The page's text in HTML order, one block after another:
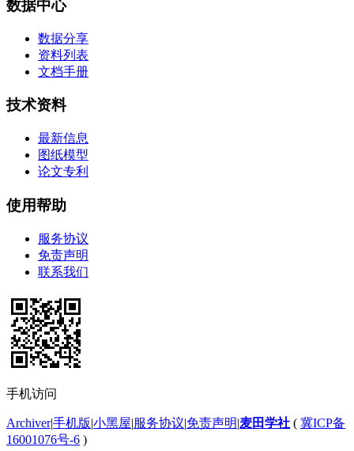
数据中心
数据分享
资料列表
文档手册
技术资料
最新信息
图纸模型
论文专利
使用帮助
服务协议
免责声明
联系我们
手机访问
Archiver|手机版|小黑屋|服务协议|免责声明|麦田学社 ( 冀ICP备
16001076号-6 )